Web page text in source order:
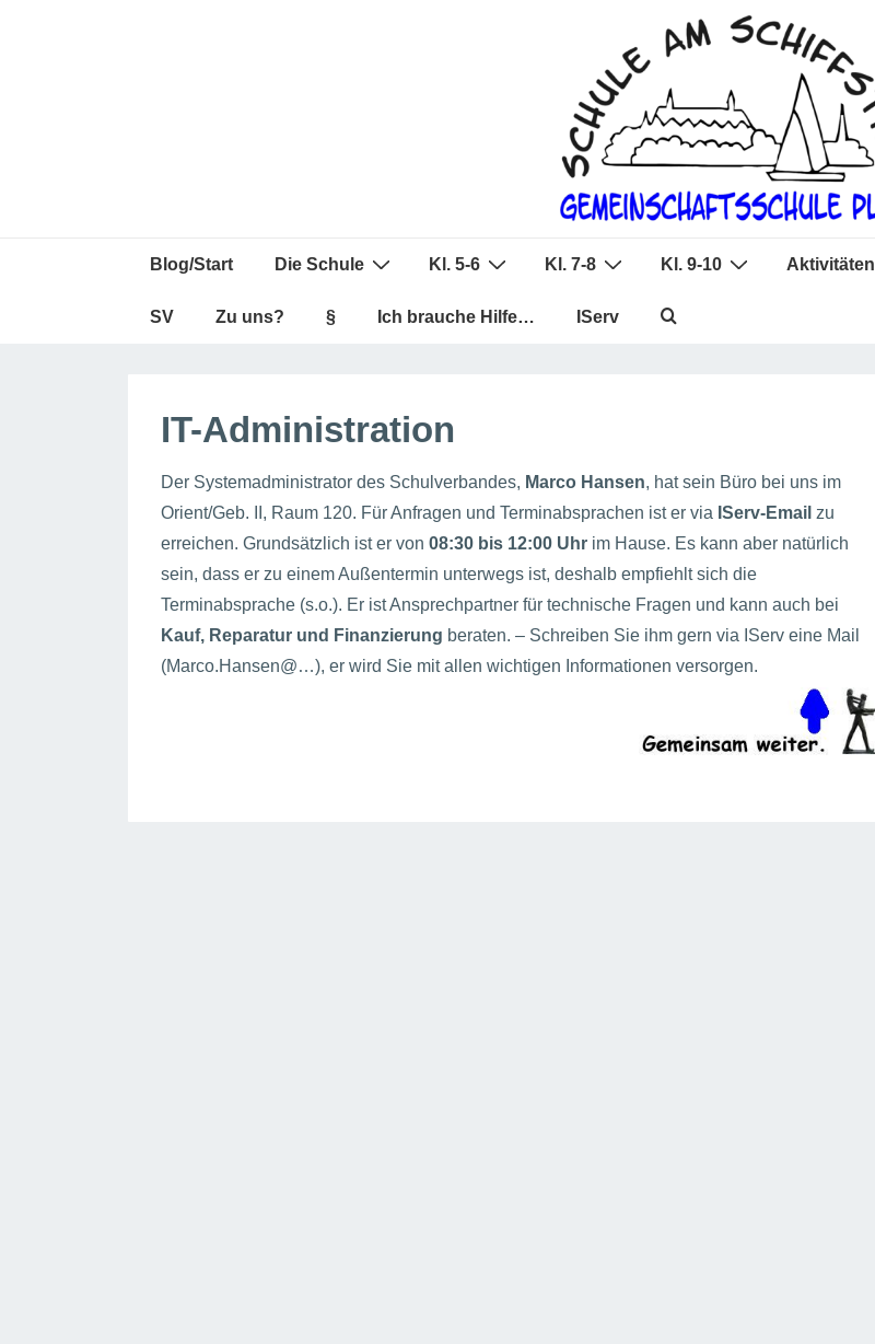
Main
Blog/Start Die Schule Kl. 5-6 Kl. 7-8 Kl. 9-10 Aktivitäten
SV Zu uns? § Ich brauche Hilfe… IServ
IT-Administration
Der Systemadministrator des Schulverbandes, Marco Hansen, hat sein Büro bei uns im
Orient/Geb. II, Raum 120. Für Anfragen und Terminabsprachen ist er via IServ-Email zu
erreichen. Grundsätzlich ist er von 08:30 bis 12:00 Uhr im Hause. Es kann aber natürlich
sein, dass er zu einem Außentermin unterwegs ist, deshalb empfiehlt sich die
Terminabsprache (s.o.). Er ist Ansprechpartner für technische Fragen und kann auch bei
Kauf, Reparatur und Finanzierung beraten. – Schreiben Sie ihm gern via IServ eine Mail
(Marco.Hansen@…), er wird Sie mit allen wichtigen Informationen versorgen.